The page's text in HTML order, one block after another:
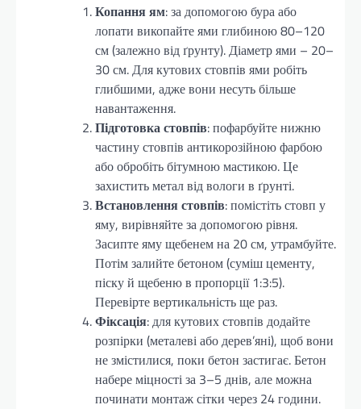
Копання ям: за допомогою бура або
лопати викопайте ями глибиною 80–120
см (залежно від ґрунту). Діаметр ями – 20–
30 см. Для кутових стовпів ями робіть
глибшими, адже вони несуть більше
навантаження.
Підготовка стовпів: пофарбуйте нижню
частину стовпів антикорозійною фарбою
або обробіть бітумною мастикою. Це
захистить метал від вологи в ґрунті.
Встановлення стовпів: помістіть стовп у
яму, вирівняйте за допомогою рівня.
Засипте яму щебенем на 20 см, утрамбуйте.
Потім залийте бетоном (суміш цементу,
піску й щебеню в пропорції 1:3:5).
Перевірте вертикальність ще раз.
Фіксація: для кутових стовпів додайте
розпірки (металеві або дерев’яні), щоб вони
не змістилися, поки бетон застигає. Бетон
набере міцності за 3–5 днів, але можна
починати монтаж сітки через 24 години.